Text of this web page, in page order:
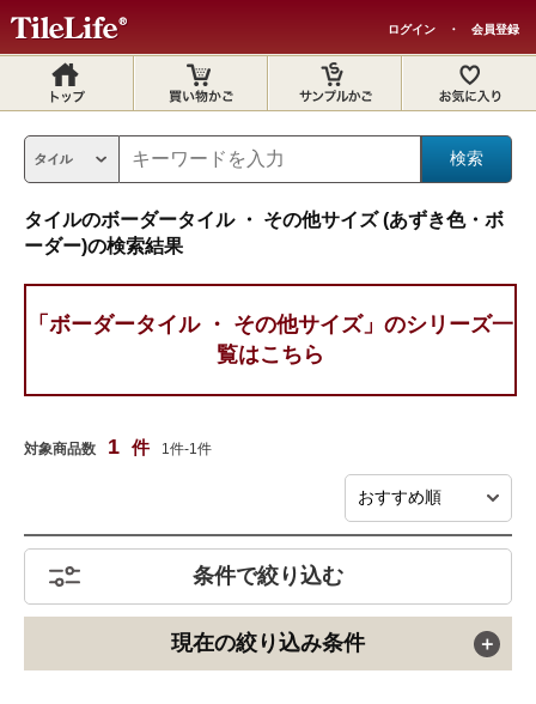
ログイン ・ 会員登録
タイルのボーダータイル ・ その他サイズ (あずき色・ボ
ーダー)の検索結果
「ボーダータイル ・ その他サイズ」のシリーズ一
覧はこちら
対象商品数 1 件 1件-1件
条件で絞り込む
現在の絞り込み条件